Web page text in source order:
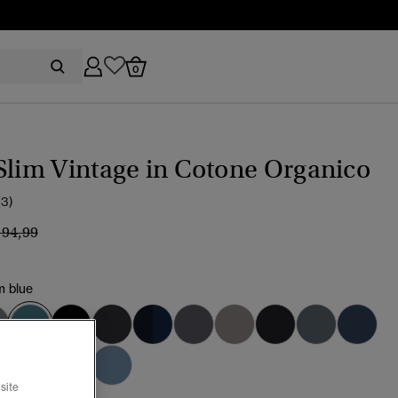
0
Vintage in Cotone Organico
ridotto da
a
blue
selezionato